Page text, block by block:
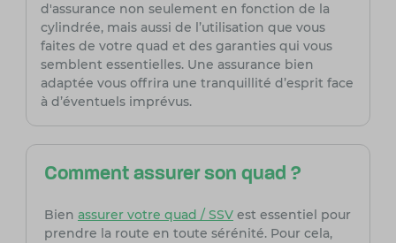
d'assurance non seulement en fonction de la
cylindrée, mais aussi de l’utilisation que vous
faites de votre quad et des garanties qui vous
semblent essentielles. Une assurance bien
adaptée vous offrira une tranquillité d’esprit face
à d’éventuels imprévus.
Comment assurer son quad ?
Bien assurer votre quad / SSVest essentiel pour
prendre la route en toute sérénité. Pour cela,